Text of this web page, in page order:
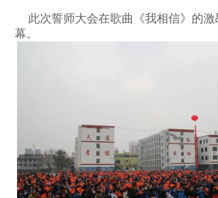
此次誓师大会在歌曲《我相信》的
幕。